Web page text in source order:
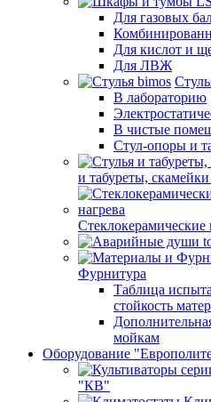
Для газовых
Для кислот и
Для ЛВЖ
В лабораторию
В чистые
Стул-опоры и
и табуреты,
Фурнитура
Таблица
стойкость
мойкам
Оборудование
"КВ"